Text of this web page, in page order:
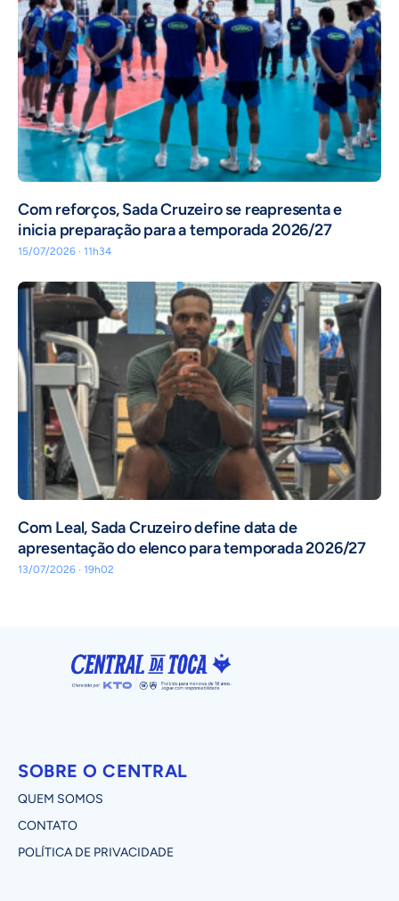
Com reforços, Sada Cruzeiro se reapresenta e
inicia preparação para a temporada 2026/27
15/07/2026 · 11h34
Com Leal, Sada Cruzeiro define data de
apresentação do elenco para temporada 2026/27
13/07/2026 · 19h02
SOBRE O CENTRAL
QUEM SOMOS
CONTATO
POLÍTICA DE PRIVACIDADE